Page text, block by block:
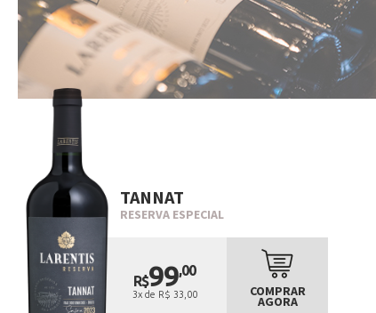
TANNAT
RESERVA ESPECIAL
R$99,00
3x de R$ 33,00 COMPRAR
AGORA